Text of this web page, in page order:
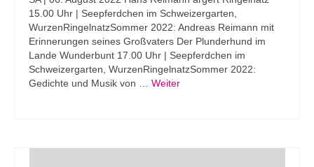
15.00 Uhr | Seepferdchen im Schweizergarten,
WurzenRingelnatzSommer 2022: Andreas Reimann mit
Erinnerungen seines Großvaters Der Plunderhund im
Lande Wunderbunt 17.00 Uhr | Seepferdchen im
Schweizergarten, WurzenRingelnatzSommer 2022:
Gedichte und Musik von … Weiter